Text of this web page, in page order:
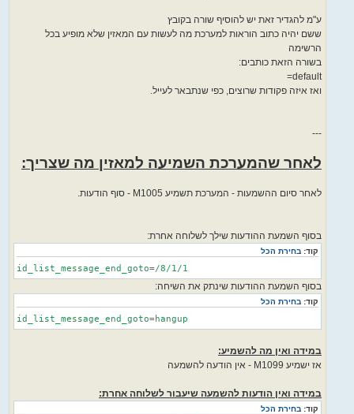
ע"מ להגדיר זאת יש להוסיף שורה בקובץ
ששם יהיה כתוב הוראות למערכת מה לעשות עם המאזין שלא מופיע בכל
הרשימה
בשורה הזאת כותבים:
default=
ואז איזה פקודות שרוצים, כפי שנתבאר לעייל.
---
לאחר שהמערכת השמיעה למאזין מה שצריך:
לאחר סיום ההשמעות - המערכת תשמיע M1005 - סוף הודעות.
בסוף השמעת ההודעות שילך לשלוחה אחרת:
קוד: בחירת הכל
id_list_message_end_goto=/8/1/1
בסוף השמעת ההודעות שינתק את השיחה:
קוד: בחירת הכל
id_list_message_end_goto=hangup
במידה ואין מה להשמיע:
אז ישמיע M1099 - אין הודעה להשמעה
במידה ואין הודעות להשמעה שיעבור לשלוחה אחרת:
קוד: בחירת הכל